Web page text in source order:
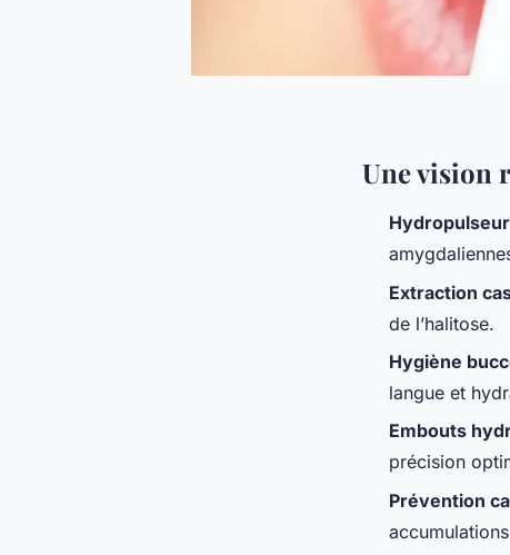
Une vision
Extraction
de l’halitose.
Hygiène
langue et
Embouts
précision
Prévention